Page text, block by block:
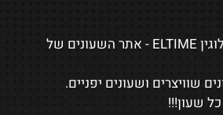
ברוכים הבאים ל - אורלוגין ELTIME - אתר השעונים של
שוויצרים ושעונים יפניים.
שעון!!!